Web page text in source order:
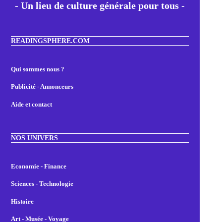
- Un lieu de culture générale pour tous -
READINGSPHERE.COM
Qui sommes nous ?
Publicité - Annonceurs
Aide et contact
NOS UNIVERS
Economie - Finance
Sciences - Technologie
Histoire
Art - Musée - Voyage